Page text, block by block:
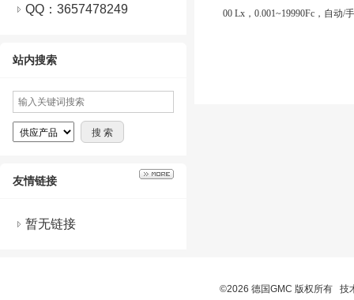
QQ： 3657478249
站内搜索
友情链接
暂无链接
00 Lx，0.001~19990Fc，自动
©2026 德国GMC 版权所有 技